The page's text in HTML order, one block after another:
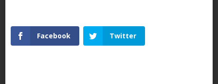
Facebook Twitter